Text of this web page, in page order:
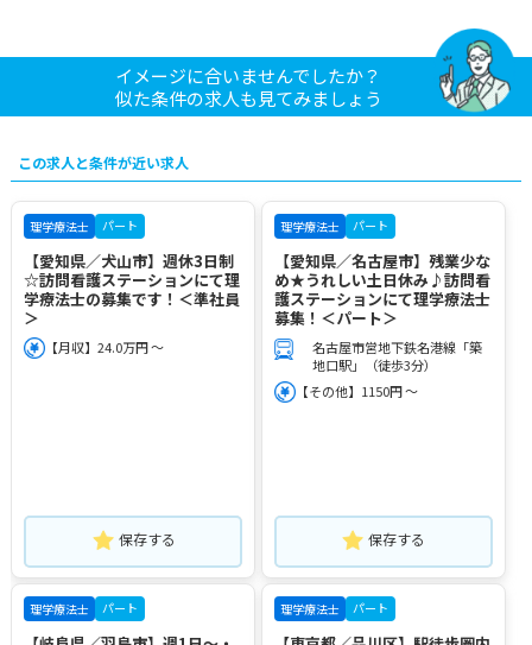
イメージに合いませんでしたか？
似た条件の求人も見てみましょう
この求人と条件が近い求人
理学療法士 パート
【愛知県／犬山市】週休3日制
☆訪問看護ステーションにて理
学療法士の募集です！＜準社員
＞
【月収】24.0万円 ～
保存する
理学療法士 パート
【愛知県／名古屋市】残業少な
め★うれしい土日休み♪訪問看
護ステーションにて理学療法士
募集！＜パート＞
名古屋市営地下鉄名港線「築
地口駅」（徒歩3分）
【その他】1150円 ～
保存する
理学療法士 パート 理学療法士 パート